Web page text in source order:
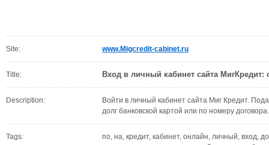
Site: www.Migcredit-cabinet.ru
Title: Вход в личный кабинет сайта МигКредит:
Description:
Войти в личный кабинет сайта Миг Кредит.
долг банковской картой или по номеру
Tags:
по, на, кредит, кабинет, онлайн, личный, вход,